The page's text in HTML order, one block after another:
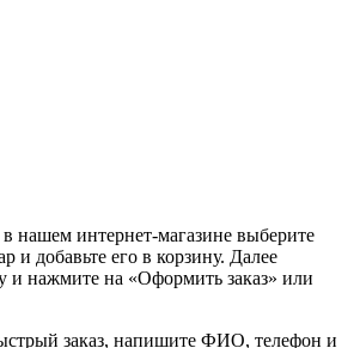
нашем интернет-магазине выберите
и добавьте его в корзину. Далее
и нажмите на «Оформить заказ» или
заказ, напишите ФИО, телефон и